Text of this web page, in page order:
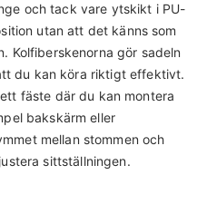
och tack vare ytskikt i PU-
utan att det känns som
Kolfiberskenorna gör sadeln
du kan köra riktigt effektivt.
fäste där du kan montera
bakskärm eller
mellan stommen och
sittställningen.